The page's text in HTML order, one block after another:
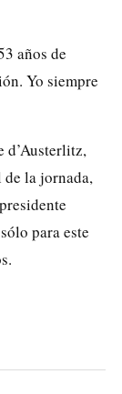
años de
Yo siempre
d’Austerlitz,
de la jornada,
para este